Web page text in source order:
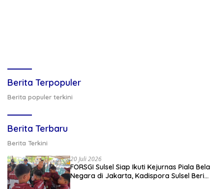
Berita Terpopuler
Berita populer terkini
Berita Terbaru
Berita Terkini
20 Juli 2026
FORSGI Sulsel Siap Ikuti Kejurnas Piala Bela
Negara di Jakarta, Kadispora Sulsel Beri